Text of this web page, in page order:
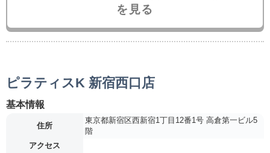
を見る
ピラティスK 新宿西口店
基本情報
住所
東京都新宿区西新宿1丁目12番1号 高倉第一ビル5
階
アクセス